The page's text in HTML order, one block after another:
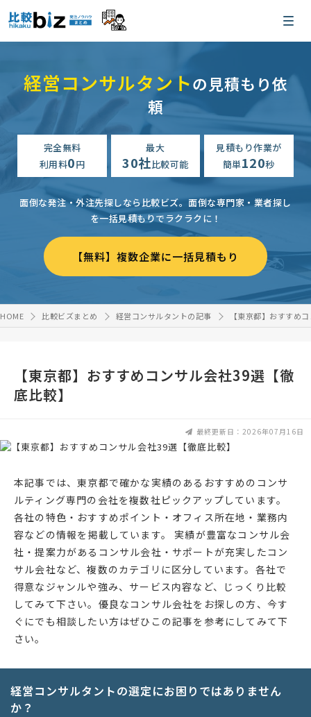
経営コンサルタントの見積もり依
頼
完全無料
利用料0円
最大
30社比較可能
見積もり作業が
簡単120秒
面倒な発注・外注先探しなら比較ビズ。面倒な専門家・業者探し
を一括見積もりでラクラクに！
【無料】複数企業に一括見積もり
HOME 比較ビズまとめ 経営コンサルタントの記事 【東京都】おすすめ
【東京都】おすすめコンサル会社39選【徹
底比較】
最終更新日：2026年07月16日
本記事では、東京都で確かな実績のあるおすすめのコンサ
ルティング専門の会社を複数社ピックアップしています。
各社の特色・おすすめポイント・オフィス所在地・業務内
容などの情報を掲載しています。 実績が豊富なコンサル会
社・提案力があるコンサル会社・サポートが充実したコン
サル会社など、複数のカテゴリに区分しています。各社で
得意なジャンルや強み、サービス内容など、じっくり比較
してみて下さい。優良なコンサル会社をお探しの方、今す
ぐにでも相談したい方はぜひこの記事を参考にしてみて下
さい。
経営コンサルタントの選定にお困りではありません
か？